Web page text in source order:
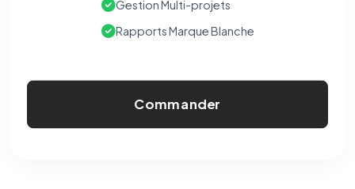
Gestion Multi-projets
Rapports Marque Blanche
Commander